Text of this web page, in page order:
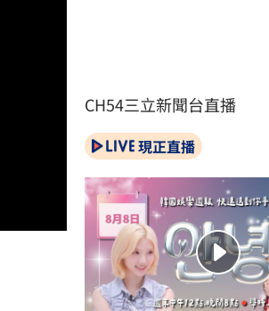
CH54三立新聞台直播
現正直播